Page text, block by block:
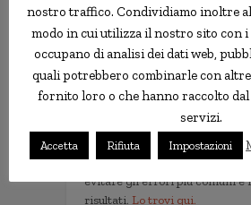
Contatti
Implementare l'AI nella tua
metodo e gli strumenti.
Non servono competenze
un metodo per scegliere i
evitare gli errori più comuni e
risultati. Lo trovi qui.
nostro traffico. Condividiamo inoltre
modo in cui utilizza il nostro sito con
occupano di analisi dei dati web,
quali potrebbero combinarle con
fornito loro o che hanno raccolto
servizi.
Accetta Rifiuta Impostazioni